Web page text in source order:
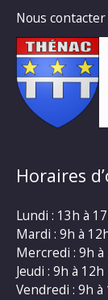
Nous contacter
Horaires
Lundi : 13h à
Mardi : 9h à
Mercredi : 9h à
Jeudi : 9h à 12h
Vendredi : 9h